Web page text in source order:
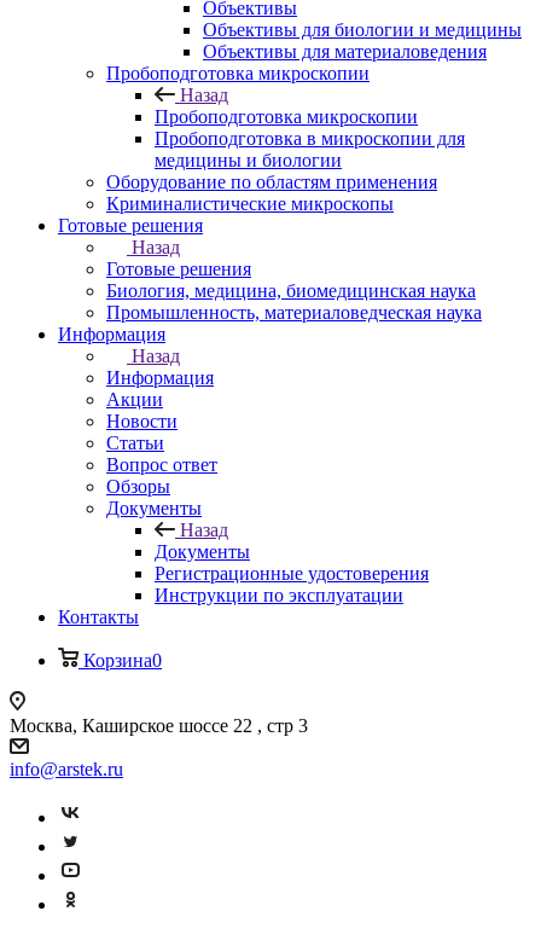
Объективы
Объективы для биологии и медицины
Объективы для материаловедения
Пробоподготовка микроскопии
Назад
Пробоподготовка микроскопии
Пробоподготовка в микроскопии для
медицины и биологии
Оборудование по областям применения
Криминалистические микроскопы
Готовые решения
Назад
Готовые решения
Биология, медицина, биомедицинская наука
Промышленность, материаловедческая наука
Информация
Назад
Информация
Акции
Новости
Статьи
Вопрос ответ
Обзоры
Документы
Назад
Документы
Регистрационные удостоверения
Инструкции по эксплуатации
Контакты
Корзина0
Москва, Каширское шоссе 22 , стр 3
info@arstek.ru